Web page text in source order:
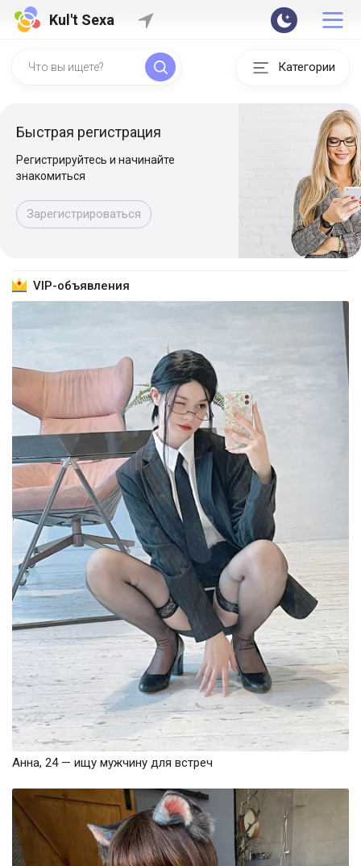
Kul't Sexa
Категории
Быстрая регистрация
Регистрируйтесь и начинайте
знакомиться
Зарегистрироваться
VIP-объявления
Анна, 24 — ищу мужчину для встреч